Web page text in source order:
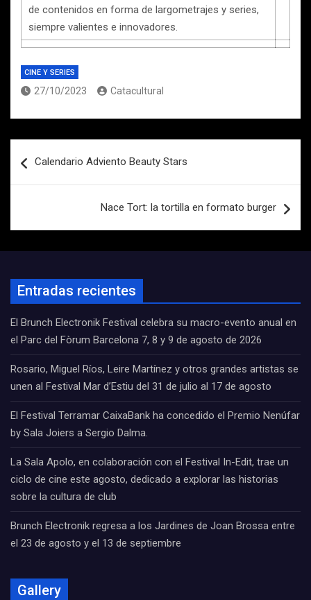
de contenidos en forma de largometrajes y series,
siempre valientes e innovadores.
CINE Y SERIES
27/10/2023 Catacultural
de
Calendario Adviento Beauty Stars
Nace Tort: la tortilla en formato burger
Entradas recientes
El Brunch Electronik Festival celebra su macro-evento anual en
el Parc del Fòrum Barcelona 7, 8 y 9 de agosto de 2026
Rosario, Miguel Ríos, Leire Martínez y otros grandes artistas se
unen al Festival Mar d’Estiu del 31 de julio al 17 de agosto
El Festival Terramar CaixaBank ha concedido el Premio Nenúfar
by Sala Joiers a Sergio Dalma.
La Sala Apolo, en colaboración con el Festival In-Edit, trae un
ciclo de cine este agosto, dedicado a explorar las historias
sobre la cultura de club
Brunch Electronik regresa a los Jardines de Joan Brossa entre
el 23 de agosto y el 13 de septiembre
Gallery